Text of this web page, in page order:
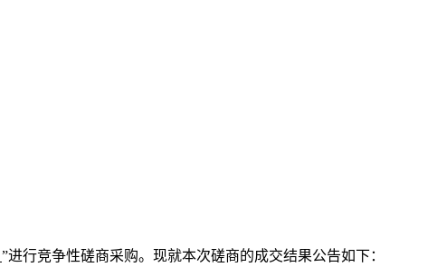
”进行竞争性磋商采购。现就本次磋商的成交结果公告如下：